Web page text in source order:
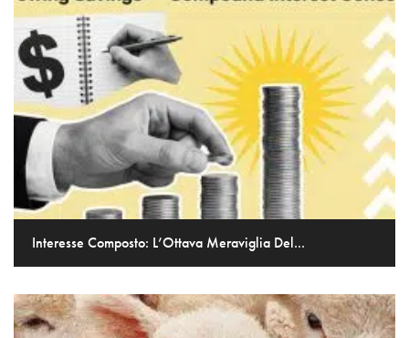
Interesse Composto: L’Ottava Meraviglia Del...